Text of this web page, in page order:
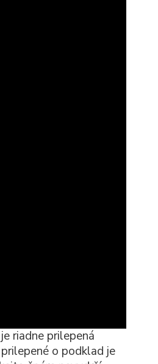
riadne prilepená
o podklad je